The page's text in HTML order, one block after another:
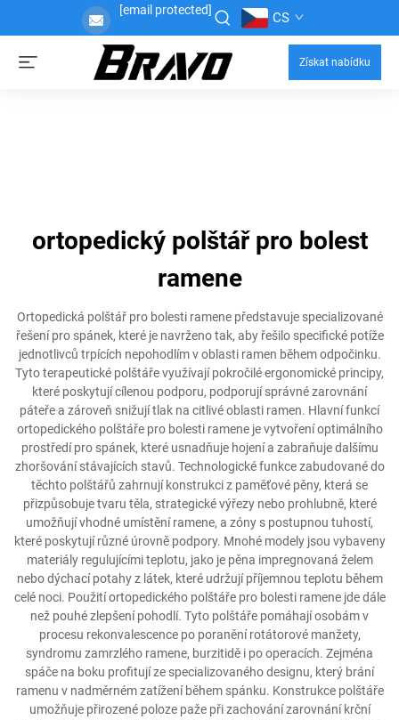
[email protected] CS
Získat nabídku
ortopedický polštář pro bolest
ramene
Ortopedická polštář pro bolesti ramene představuje specializované
řešení pro spánek, které je navrženo tak, aby řešilo specifické potíže
jednotlivců trpících nepohodlím v oblasti ramen během odpočinku.
Tyto terapeutické polštáře využívají pokročilé ergonomické principy,
které poskytují cílenou podporu, podporují správné zarovnání
páteře a zároveň snižují tlak na citlivé oblasti ramen. Hlavní funkcí
ortopedického polštáře pro bolesti ramene je vytvoření optimálního
prostředí pro spánek, které usnadňuje hojení a zabraňuje dalšímu
zhoršování stávajících stavů. Technologické funkce zabudované do
těchto polštářů zahrnují konstrukci z paměťové pěny, která se
přizpůsobuje tvaru těla, strategické výřezy nebo prohlubně, které
umožňují vhodné umístění ramene, a zóny s postupnou tuhostí,
které poskytují různé úrovně podpory. Mnohé modely jsou vybaveny
materiály regulujícími teplotu, jako je pěna impregnovaná želem
nebo dýchací potahy z látek, které udržují příjemnou teplotu během
celé noci. Použití ortopedického polštáře pro bolesti ramene jde dále
než pouhé zlepšení pohodlí. Tyto polštáře pomáhají osobám v
procesu rekonvalescence po poranění rotátorové manžety,
syndromu zamrzlého ramene, burzitidě i po operacích. Zejména
spáče na boku profitují ze specializovaného designu, který brání
ramenu v nadměrném zatížení během spánku. Konstrukce polštáře
umožňuje přirozené poloze paže při zachování zarovnání krční